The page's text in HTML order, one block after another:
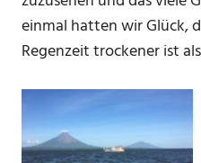
einmal hatten wir Glück,
Regenzeit trockener ist